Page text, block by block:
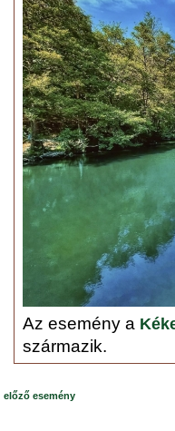
Az esemény a
származik.
előző esemény